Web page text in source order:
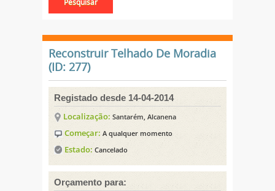
Reconstruir Telhado De Moradia
(ID: 277)
Registado desde 14-04-2014
Localização: Santarém, Alcanena
Começar: A qualquer momento
Estado: Cancelado
Orçamento para: